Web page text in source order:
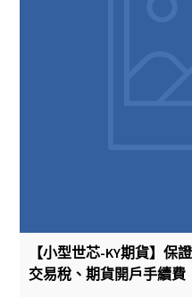
【小型世芯-KY期貨】保
交易稅、期貨開戶手續費